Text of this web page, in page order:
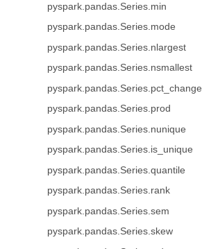
pyspark.pandas.Series.min
pyspark.pandas.Series.mode
pyspark.pandas.Series.nlargest
pyspark.pandas.Series.nsmallest
pyspark.pandas.Series.pct_change
pyspark.pandas.Series.prod
pyspark.pandas.Series.nunique
pyspark.pandas.Series.is_unique
pyspark.pandas.Series.quantile
pyspark.pandas.Series.rank
pyspark.pandas.Series.sem
pyspark.pandas.Series.skew